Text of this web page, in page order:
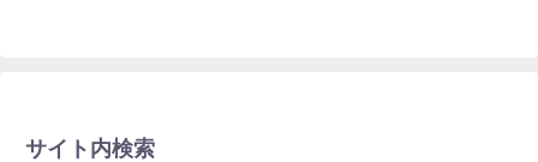
サイト内検索